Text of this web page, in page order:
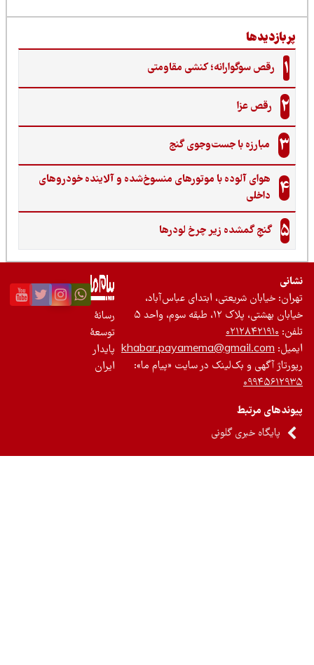
رقص سوگوارانه؛ کنشی مقاومتی
رقص عزا
مبارزه با جست‌وجوی گنج‌
هوای آلوده با موتورهای منسوخ‌شده و آلاینده خودروهای
داخلی
گنجِ گمشده زیر چرخ لودرها
خیابان شریعتی، ابتدای عباس‌آباد،
بهشتی، پلاک ۱۲، طبقه سوم، واحد ۵
۰۲۱۲۸۴۲۱۹۱۰
khabar.payamema@gmail.com
آگهی و بک‌لینک در سایت «پیام ما»:
مرتبط
پایگاه خبری گلونی
رسانۀ
توسعۀ
پایدار
ایران